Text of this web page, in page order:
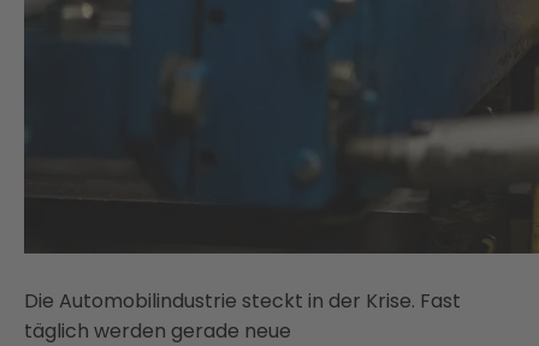
Die Automobilindustrie steckt in der Krise. Fast
täglich werden gerade neue